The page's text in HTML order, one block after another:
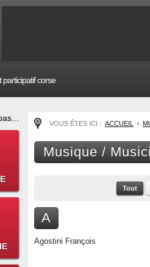
participatif corse
VOUS ÊTES ICI : ACCUEIL
Musique /
Tout
A
Agostini François